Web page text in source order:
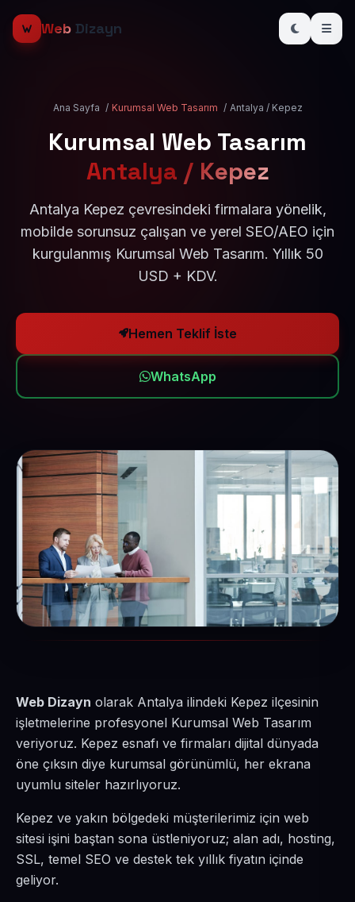
Web Dizayn
Ana Sayfa / Kurumsal Web Tasarım / Antalya / Kepez
Kurumsal Web Tasarım
Antalya / Kepez
Antalya Kepez çevresindeki firmalara yönelik,
mobilde sorunsuz çalışan ve yerel SEO/AEO için
kurgulanmış Kurumsal Web Tasarım. Yıllık 50
USD + KDV.
Hemen Teklif İste
WhatsApp
Web Dizayn olarak Antalya ilindeki Kepez ilçesinin
işletmelerine profesyonel Kurumsal Web Tasarım
veriyoruz. Kepez esnafı ve firmaları dijital dünyada
öne çıksın diye kurumsal görünümlü, her ekrana
uyumlu siteler hazırlıyoruz.
Kepez ve yakın bölgedeki müşterilerimiz için web
sitesi işini baştan sona üstleniyoruz; alan adı, hosting,
SSL, temel SEO ve destek tek yıllık fiyatın içinde
geliyor.